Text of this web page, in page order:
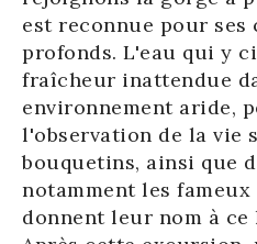
est reconnue pour ses
profonds. L'eau qui y
fraîcheur inattendue
environnement aride,
l'observation de la vie
bouquetins, ainsi que
notamment les
donnent leur nom à